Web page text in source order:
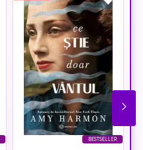
BESTSELLER